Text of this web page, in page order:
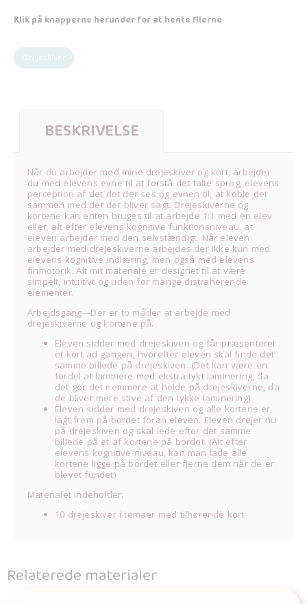
Klik på knapperne herunder for at hente filerne
Drejeskiver
BESKRIVELSE
Når du arbejder med mine drejeskiver og kort, arbejder
du med elevens evne til at forstå det talte sprog, elevens
perception af det det der ses og evnen til, at koble det
sammen med det der bliver sagt. Drejeskiverne og
kortene kan enten bruges til at arbejde 1:1 med en elev
eller, alt efter elevens kognitive funktionsniveau, at
eleven arbejder med den selvstændigt. Når eleven
arbejder med drejeskiverne arbejdes der ikke kun med
elevens kognitive indlæring, men også med elevens
finmotorik. Alt mit materiale er designet til at være
simpelt, intuitivt og uden for mange distraherende
elementer.
Arbejdsgang—Der er to måder at arbejde med
drejeskiverne og kortene på.
Eleven sidder med drejeskiven og får præsenteret
et kort ad gangen, hvorefter eleven skal finde det
samme billede på drejeskiven. (Det kan være en
fordel at laminere med ekstra tykt laminering, da
det gør det nemmere at holde på drejeskiverne, da
de bliver mere stive af den tykke laminering)
Eleven sidder med drejeskiven og alle kortene er
lagt frem på bordet foran eleven. Eleven drejer nu
på drejeskiven og skal lede efter det samme
billede på et af kortene på bordet. (Alt efter
elevens kognitive niveau, kan man lade alle
kortene ligge på bordet eller fjerne dem når de er
blevet fundet)
Materialet indeholder:
10 drejeskiver i temaer med tilhørende kort
Relaterede materialer